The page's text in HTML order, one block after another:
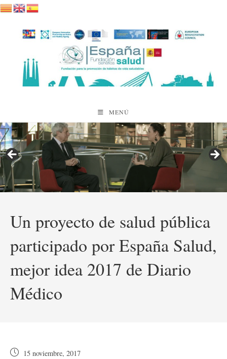
Saltar
contenido
MENÚ
Un proyecto de salud pública
participado por España Salud,
mejor idea 2017 de Diario
Médico
Publicación
15 noviembre, 2017